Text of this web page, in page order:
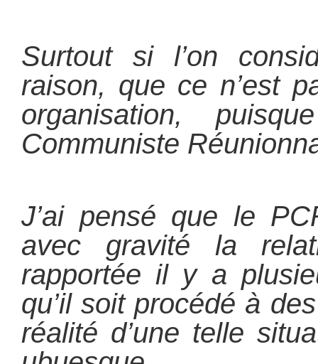
Surtout si l’on
raison, que ce n’est
organisation,
Communiste
J’ai pensé que le
avec gravité la
rapportée il y a
qu’il soit procédé à
réalité d’une telle